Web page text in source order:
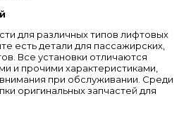
для различных типов лифтовых
есть детали для пассажирских,
Все установки отличаются
и прочими характеристиками,
при обслуживании. Среди
оригинальных запчастей для